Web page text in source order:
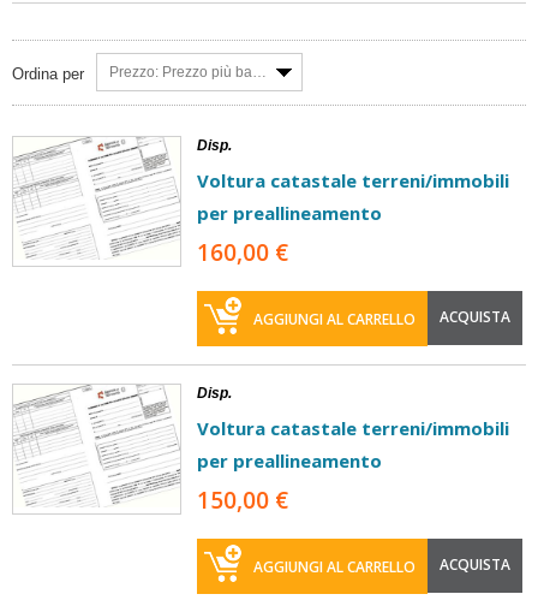
Ordina per Prezzo: Prezzo più basso
Disp.
Voltura catastale terreni/immobili
per preallineamento
160,00 €
AGGIUNGI AL CARRELLO ACQUISTA
Disp.
Voltura catastale terreni/immobili
per preallineamento
150,00 €
AGGIUNGI AL CARRELLO ACQUISTA